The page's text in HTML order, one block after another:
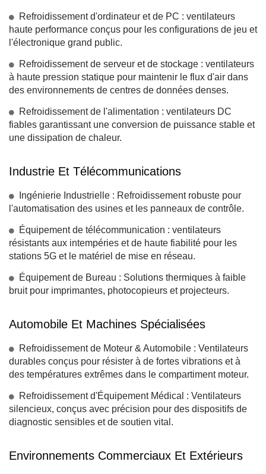
Refroidissement d'ordinateur et de PC : ventilateurs
haute performance conçus pour les configurations de jeu et
l'électronique grand public.
Refroidissement de serveur et de stockage : ventilateurs
à haute pression statique pour maintenir le flux d'air dans
des environnements de centres de données denses.
Refroidissement de l'alimentation : ventilateurs DC
fiables garantissant une conversion de puissance stable et
une dissipation de chaleur.
Industrie Et Télécommunications
Ingénierie Industrielle : Refroidissement robuste pour
l'automatisation des usines et les panneaux de contrôle.
Équipement de télécommunication : ventilateurs
résistants aux intempéries et de haute fiabilité pour les
stations 5G et le matériel de mise en réseau.
Équipement de Bureau : Solutions thermiques à faible
bruit pour imprimantes, photocopieurs et projecteurs.
Automobile Et Machines Spécialisées
Refroidissement de Moteur & Automobile : Ventilateurs
durables conçus pour résister à de fortes vibrations et à
des températures extrêmes dans le compartiment moteur.
Refroidissement d'Équipement Médical : Ventilateurs
silencieux, conçus avec précision pour des dispositifs de
diagnostic sensibles et de soutien vital.
Environnements Commerciaux Et Extérieurs